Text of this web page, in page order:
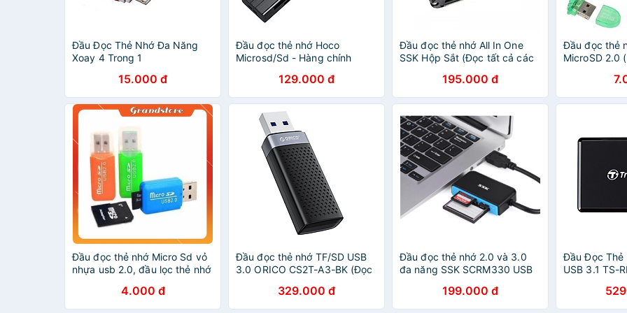
Đầu Đọc Thẻ Nhớ Đa Năng
Xoay 4 Trong 1
15.000 đ
Đầu đọc thẻ nhớ Hoco
Microsd/Sd - Hàng chính
129.000 đ
Đầu đọc thẻ nhớ All In One
SSK Hộp Sắt (Đọc tất cả các
195.000 đ
Đầu đọc thẻ
MicroSD 2.0
Đầu đọc thẻ nhớ Micro Sd vỏ
nhựa usb 2.0, đầu lọc thẻ nhớ
4.000 đ
Đầu đọc thẻ nhớ TF/SD USB
3.0 ORICO CS2T-A3-BK (Đọc
chính hãng329.000 đ
Đầu đọc thẻ nhớ 2.0 và 3.0
đa năng SSK SCRM330 USB
199.000 đ
Đầu Đọc Thẻ
USB 3.1 TS-